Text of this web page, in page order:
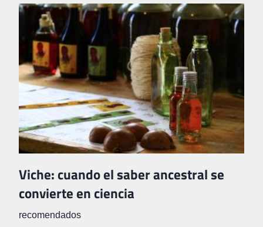
Viche: cuando el saber ancestral se
convierte en ciencia
recomendados